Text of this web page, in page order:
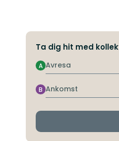
Ta dig hit med
Avresa
A
Ankomst
B